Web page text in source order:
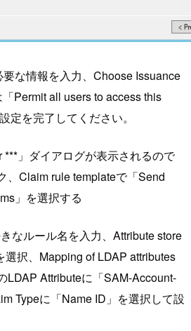
な情報を入力、Choose Issuance
Permit all users to access this
定を完了してください。
」ダイアログが表示されるので
、Claim rule templateで「Send
」を選択する
なルール名を入力、Attribute store
択、Mapping of LDAP attributes
LDAP Attributeに「SAM-Account-
Typeに「Name ID」を選択して設